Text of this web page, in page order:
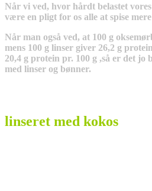
Når vi ved, hvor hårdt belastet
være en pligt for os alle at spise
Når man også ved, at 100 g
mens 100 g linser giver 26,2 g
20,4 g protein pr. 100 g ,så er det jo
med linser og bønner.
linseret med kokos